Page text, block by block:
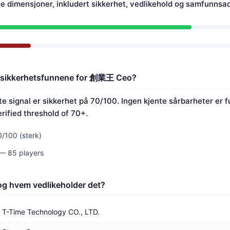
dimensjoner, inkludert sikkerhet, vedlikehold og
for 創業王 Ceo?
signal er sikkerhet på 70/100. Ingen kjente sårbarheter er
threshold of 70+.
100 (sterk)
85 players
hvem vedlikeholder det?
T-Time Technology CO., LTD.